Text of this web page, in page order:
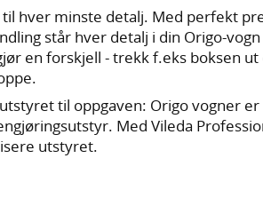
hver minste detalj. Med perfekt
står hver detalj i din Origo-
en forskjell - trekk f.eks boksen
til oppgaven: Origo vogner
Med Vileda
utstyret.